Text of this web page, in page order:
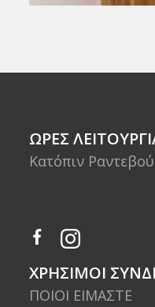
ΩΡΕΣ
Κατόπιν Ραντεβού
ΧΡΗΣΙΜΟΙ
ΠΟΙΟΙ ΕΙΜΑΣΤΕ